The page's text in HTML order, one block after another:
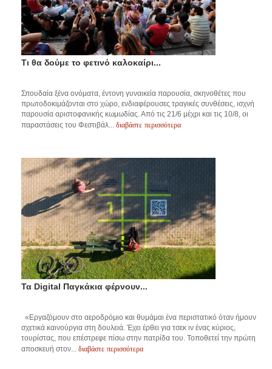
Τι θα δούμε το φετινό καλοκαίρι...
Σπουδαία ξένα ονόματα, έντονη γυναικεία παρουσία, σκηνοθέτες που
πρωτοδοκιμάζονται στο χώρο, ενδιαφέρουσες τραγικές συνθέσεις, ισχνή
παρουσία αριστοφανικής κωμωδίας. Από τις 21/6 μέχρι και τις 10/8, οι
παραστάσεις του Φεστιβάλ... διαβάστε περισσότερα
Τα Digital Παγκάκια φέρνουν...
«Εργαζόμουν στο αεροδρόμιο και θυμάμαι ένα περιστατικό όταν ήμουν
σχετικά καινούργια στη δουλειά. Έχει έρθει για τσεκ ιν ένας κύριος,
τουρίστας, που επέστρεφε πίσω στην πατρίδα του. Τοποθετεί την πρώτη
αποσκευή στον... διαβάστε περισσότερα